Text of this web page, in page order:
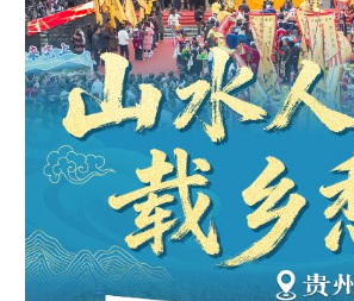
六盘水 毕节 铜仁
黔南 黔西南
地方频道
天津 河北
辽宁 吉林 上海